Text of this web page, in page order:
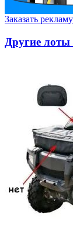
Заказать
Другие лоты